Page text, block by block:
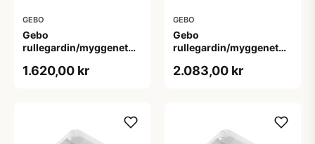
GEBO
Gebo
rullegardin/myggenet
1.620,00 kr
GEBO
Gebo
rullegardin/myggenet
2.083,00 kr